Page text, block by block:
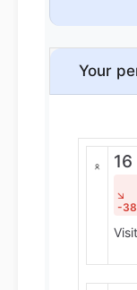
Your
16
-